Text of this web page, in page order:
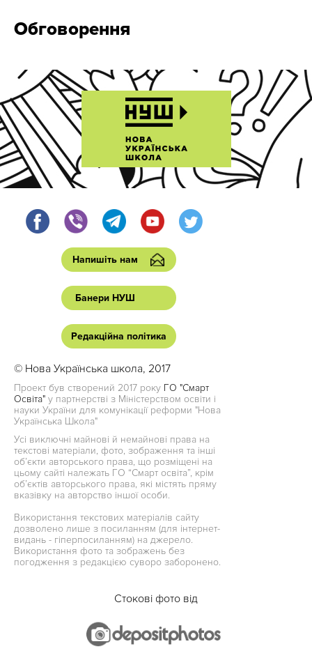
Обговорення
Напишіть нам
Банери НУШ
Редакційна політика
© Нова Українська школа, 2017
Проект був створений 2017 року ГО "Смарт
Освіта" у партнерстві з Міністерством освіти і
науки України для комунікації реформи "Нова
Українська Школа"
Усі виключні майнові й немайнові права на
текстові матеріали, фото, зображення та інші
об’єкти авторського права, що розміщені на
цьому сайті належать ГО “Смарт освіта”, крім
об’єктів авторського права, які містять пряму
вказівку на авторство іншої особи.
Використання текстових матеріалів сайту
дозволено лише з посиланням (для інтернет-
видань - гіперпосиланням) на джерело.
Використання фото та зображень без
погодження з редакцією суворо заборонено.
Стокові фото від